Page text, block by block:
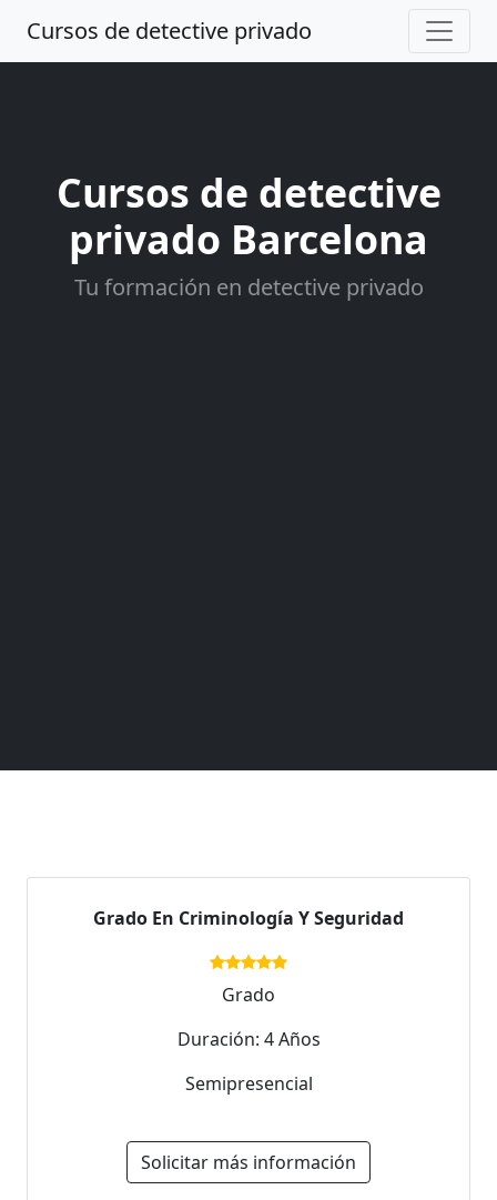
Cursos de detective privado
Cursos de detective
privado Barcelona
Tu formación en detective privado
Grado En Criminología Y Seguridad
Grado
Duración: 4 Años
Semipresencial
Solicitar más información